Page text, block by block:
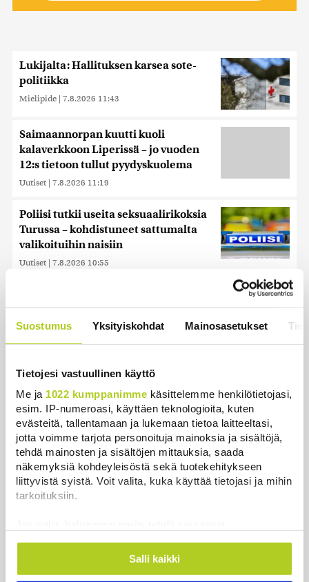
Suostumus Yksityiskohdat Mainosasetukset
Tietojesi vastuullinen käyttö
Me ja 1022 kumppanimme käsittelemme henkilötietojasi,
esim. IP-numeroasi, käyttäen teknologioita, kuten
evästeitä, tallentamaan ja lukemaan tietoa laitteeltasi,
jotta voimme tarjota personoituja mainoksia ja sisältöjä,
tehdä mainosten ja sisältöjen mittauksia, saada
näkemyksiä kohdeyleisöstä sekä tuotekehitykseen
liittyvistä syistä. Voit valita, kuka käyttää tietojasi ja mihin
tarkoituksiin.
Kerätä tietoja maantieteellisestä sijainnistasi,
mahdollisesti muutaman metrin tarkkuudella
Salli kaikki
Lukijalta: Hallituksen karsea sote-
politiikka
Mielipide | 7.8.2026 11:43
Saimaannorpan kuutti kuoli
kalaverkkoon Liperissä – jo vuoden
12:s tietoon tullut pyydyskuolema
Uutiset | 7.8.2026 11:19
Poliisi tutkii useita seksuaalirikoksia
Turussa – kohdistuneet sattumalta
valikoituihin naisiin
Uutiset | 7.8.2026 10:55
järjestöavustukset jäävät
pääkaupunkiseudulle
Mielipide | 7.8.2026 10:01
Lukijalta: Tasa-arvo palautettava
liikenteeseen – Motoristit pääsevät
kuin koira veräjästä
Mielipide | 7.8.2026 10:00
Luetuimmat